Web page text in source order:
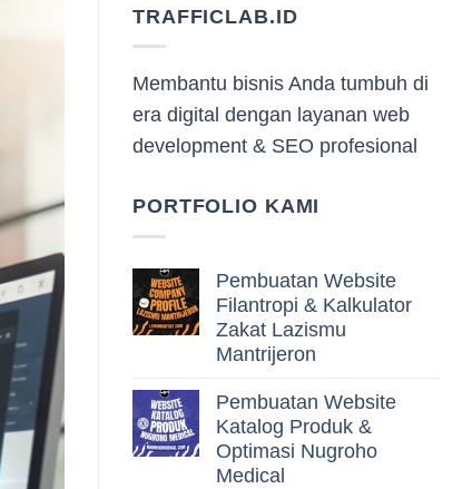
TRAFFICLAB.ID
Membantu bisnis Anda tumbuh di
era digital dengan layanan web
development & SEO profesional
PORTFOLIO KAMI
Pembuatan Website
Filantropi & Kalkulator
Zakat Lazismu
Mantrijeron
Pembuatan Website
Katalog Produk &
Optimasi Nugroho
Medical